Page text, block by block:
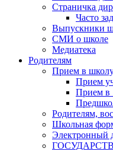
Страничка
Часто
Выпускники
СМИ о школе
Медиатека
Родителям
Прием в
Прием
Прием в
Родителям,
Школьная
Электронный